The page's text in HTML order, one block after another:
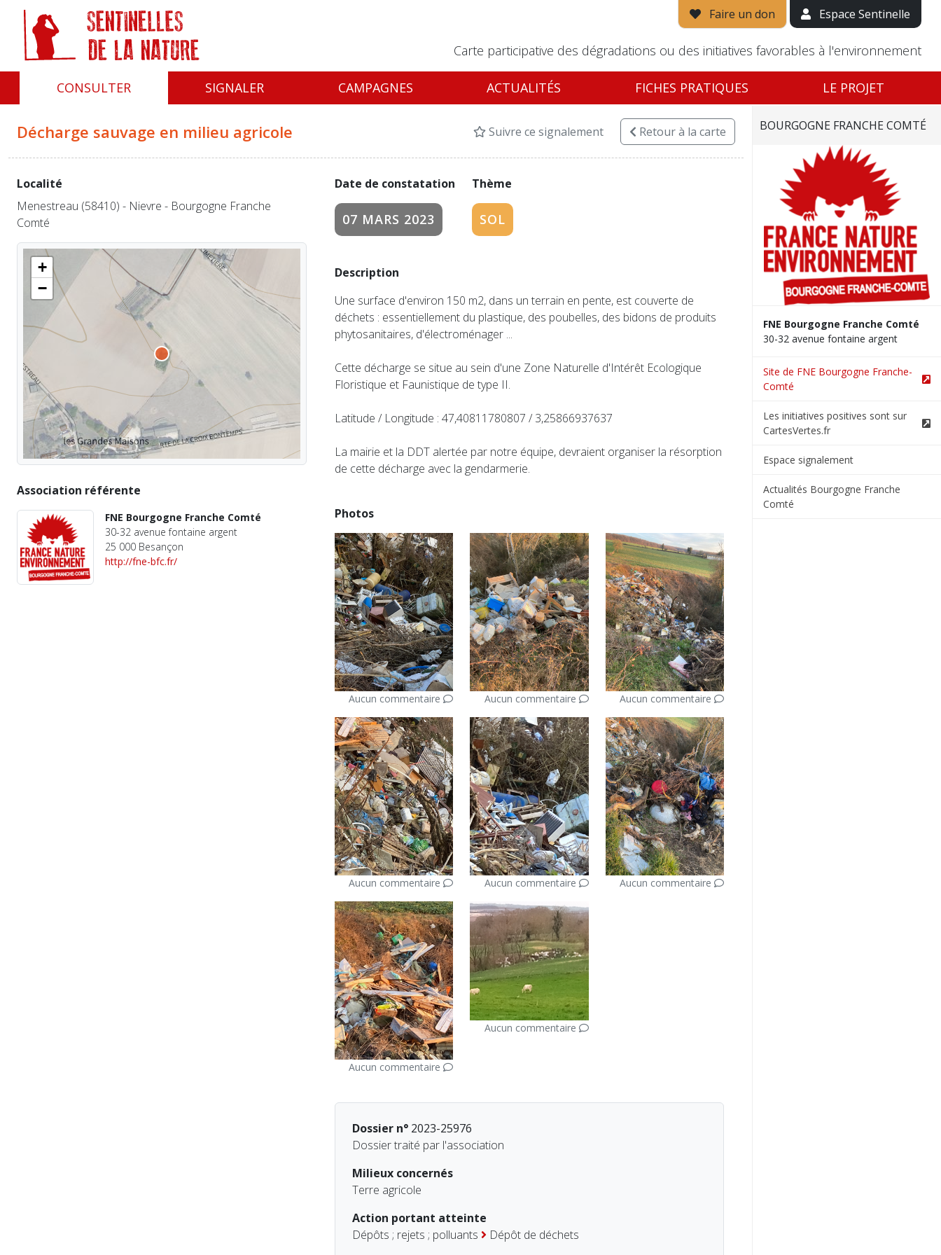
Faire un don Espace Sentinelle
Carte participative des dégradations ou des initiatives favorables à l'environnement
CONSULTER SIGNALER CAMPAGNES ACTUALITÉS FICHES PRATIQUES LE PROJET
Décharge sauvage en milieu agricole Suivre ce signalement Retourà la carte
Date de constatation
07 MARS 2023
Thème
SOL
Description
Une surface d'environ 150 m2, dans un terrain en pente, est couverte de
déchets : essentiellement du plastique, des poubelles, des bidons de produits
phytosanitaires, d'électroménager ...
Cette décharge se situe au sein d'une Zone Naturelle d'Intérêt Ecologique
Floristique et Faunistique de type II.
Latitude / Longitude : 47,40811780807 / 3,25866937637
La mairie et la DDT alertée par notre équipe, devraient organiser la résorption
de cette décharge avec la gendarmerie.
Photos
Aucun commentaire Aucun commentaire Aucun commentaire
Aucun commentaire Aucun commentaire Aucun commentaire
Aucun commentaire
Aucun commentaire
Dossier n°2023-25976
Dossier traité par l'association
Milieux concernés
Terre agricole
Action portant atteinte
Dépôts ; rejets ; polluants
Dépôt de déchets
Localité
Menestreau (58410) - Nievre - Bourgogne Franche
Comté
+
−
Association référente
FNE Bourgogne Franche Comté
30-32 avenue fontaine argent
25 000 Besançon
http://fne-bfc.fr/
BOURGOGNE FRANCHE COMTÉ
FNE Bourgogne Franche Comté
30-32 avenue fontaine argent
Site de FNE Bourgogne Franche-
Comté
Les initiatives positives sont sur
CartesVertes.fr
Espace signalement
Actualités Bourgogne Franche
Comté
Panneau de gestion des cookies